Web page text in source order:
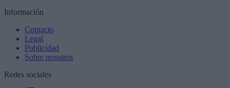
Información
Contacto
Legal
Publicidad
Sobre nosotros
Redes sociales